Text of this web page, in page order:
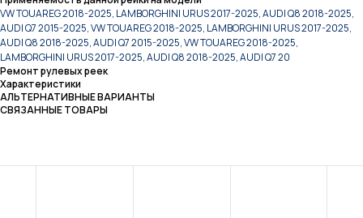
VW TOUAREG 2018-2025, LAMBORGHINI URUS 2017-2025, AUDI Q8 2018-2025,
AUDI Q7 2015-2025, VW TOUAREG 2018-2025, LAMBORGHINI URUS 2017-2025,
AUDI Q8 2018-2025, AUDI Q7 2015-2025, VW TOUAREG 2018-2025,
LAMBORGHINI URUS 2017-2025, AUDI Q8 2018-2025, AUDI Q7 20
Ремонт рулевых реек
Характеристики
АЛЬТЕРНАТИВНЫЕ ВАРИАНТЫ
СВЯЗАННЫЕ ТОВАРЫ